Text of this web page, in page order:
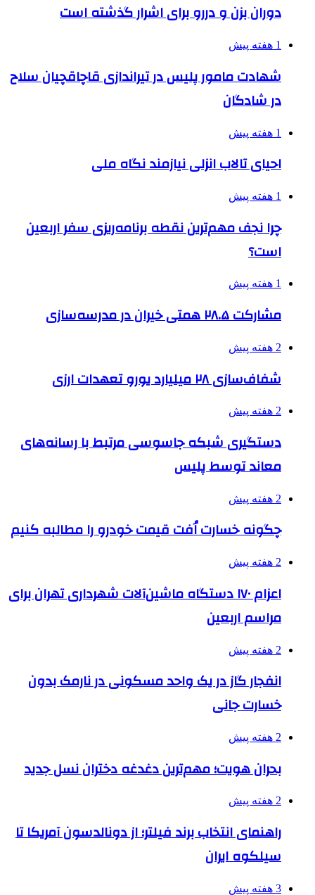
دوران بزن و دررو برای اشرار گذشته است
1 هفته پیش
شهادت مامور پلیس در تیراندازی قاچاقچیان سلاح
در شادگان
1 هفته پیش
احیای تالاب انزلی نیازمند نگاه ملی
1 هفته پیش
چرا نجف مهم‌ترین نقطه برنامه‌ریزی سفر اربعین
است؟
1 هفته پیش
مشارکت ۲۸.۵ همتی خیران در مدرسه‌سازی
2 هفته پیش
شفاف‌سازی ۲۸ میلیارد یورو تعهدات ارزی
2 هفته پیش
دستگیری شبکه جاسوسی مرتبط با رسانه‌های
معاند توسط پلیس
2 هفته پیش
چگونه خسارت اُفت قیمت خودرو را مطالبه کنیم
2 هفته پیش
اعزام ۱۷۰ دستگاه ماشین‌آلات شهرداری تهران برای
مراسم اربعین
2 هفته پیش
انفجار گاز در یک واحد مسکونی در نارمک بدون
خسارت جانی
2 هفته پیش
بحران هویت؛ مهم‌ترین دغدغه دختران نسل جدید
2 هفته پیش
راهنمای انتخاب برند فیلتر؛ از دونالدسون آمریکا تا
سیلکوه ایران
3 هفته پیش